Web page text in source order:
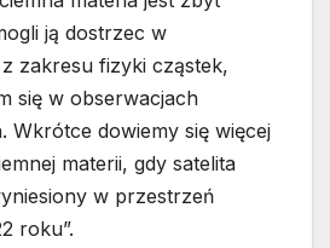
ją dostrzec w
zakresu fizyki cząstek,
się w obserwacjach
Wkrótce dowiemy się więcej
materii, gdy satelita
w przestrzeń
roku”.